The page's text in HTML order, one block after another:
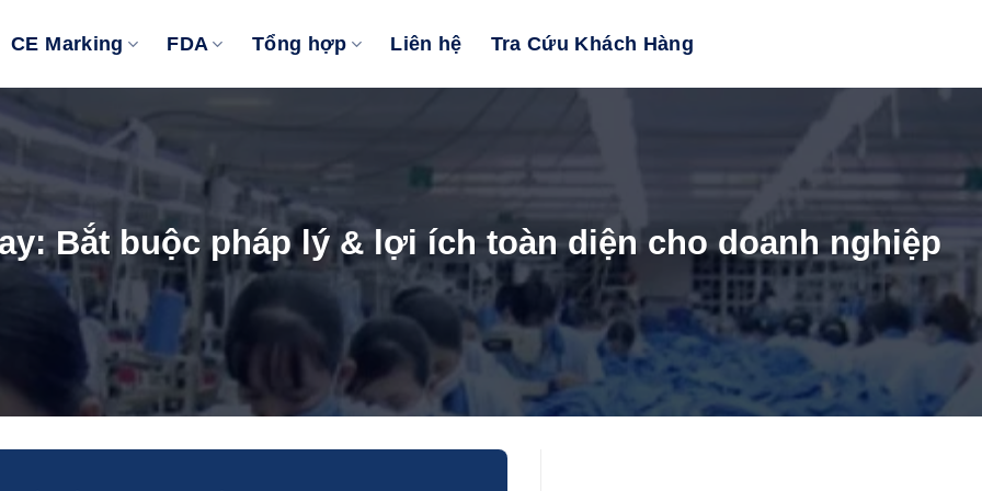
CE Marking FDA Tổng hợp Liên hệ Tra Cứu Khách Hàng
Bắt buộc pháp lý & lợi ích toàn diện cho doanh nghiệp